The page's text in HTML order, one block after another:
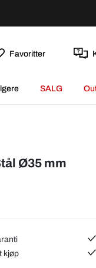
Favoritter
SALG
Ø35 mm
kjøp